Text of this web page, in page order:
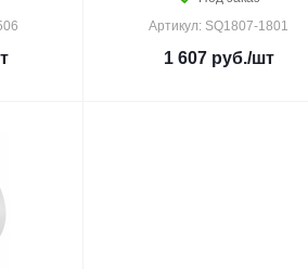
Артикул: SQ1807-1801
1 607руб./шт